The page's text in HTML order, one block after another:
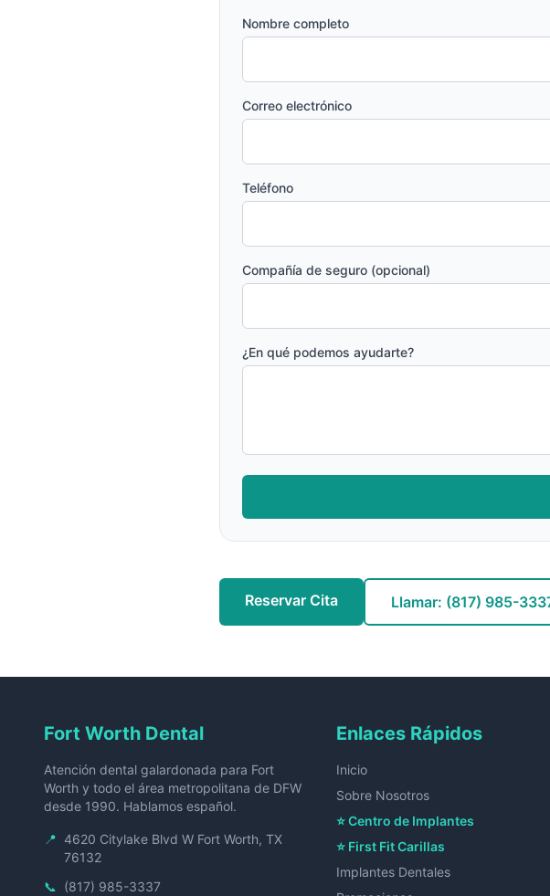
Nombre completo
Correo electrónico
Teléfono
Compañía de seguro (opcional)
¿En qué podemos ayudarte?
Reservar Cita Llamar: (817) 985-
Fort Worth Dental
Atención dental galardonada para Fort
Worth y todo el área metropolitana de DFW
desde 1990. Hablamos español.
📍 4620 Citylake Blvd W Fort Worth, TX
76132
📞 (817) 985-3337
Enlaces Rápidos
Inicio
Sobre Nosotros
⭐ Centro de Implantes
⭐ First Fit Carillas
Implantes Dentales